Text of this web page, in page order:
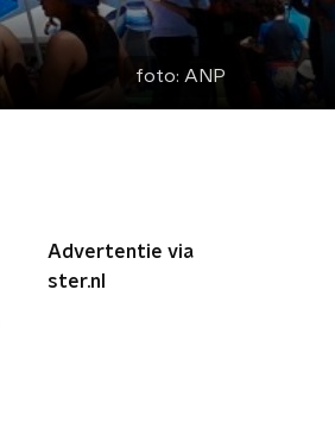
foto: ANP
Advertentie via
ster.nl